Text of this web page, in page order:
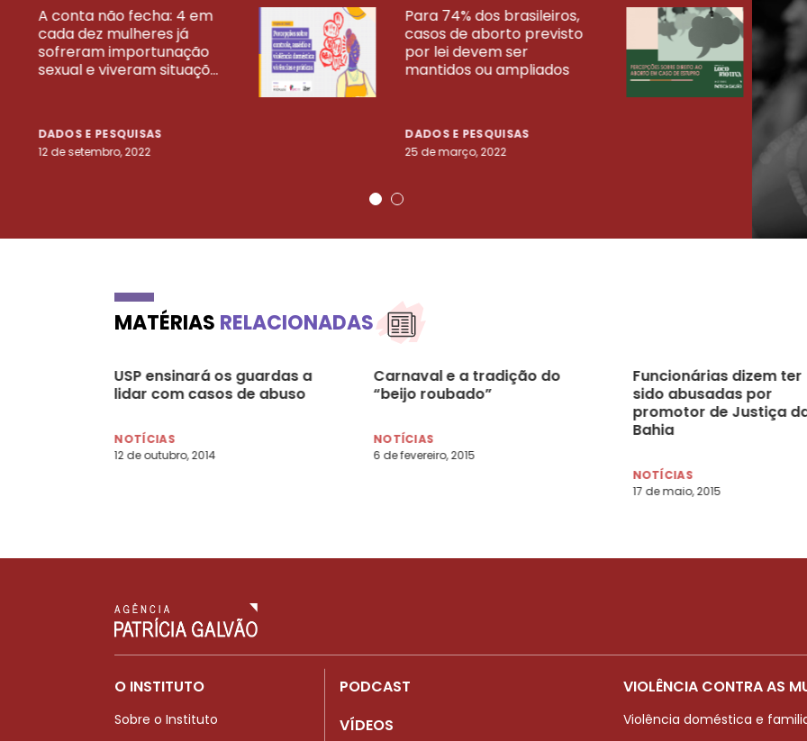
A conta não fecha: 4 em
cada dez mulheres já
sofreram importunação
sexual e viveram situaçõ...
DADOS E PESQUISAS
12 de setembro, 2022
Para 74% dos brasileiros,
casos de aborto previsto
por lei devem ser
mantidos ou ampliados
DADOS E PESQUISAS
25 de março, 2022
23
VEJA MAIS PESQUISAS
MATÉRIAS RELACIONADAS
USP ensinará os guardas a
lidar com casos de abuso
NOTÍCIAS
12 de outubro, 2014
Carnaval e a tradição do
“beijo roubado”
NOTÍCIAS
6 de fevereiro, 2015
Funcionárias dizem ter
sido abusadas por
promotor de Justiça
Bahia
NOTÍCIAS
17 de maio, 2015
O INSTITUTO
Sobre o Instituto
PODCAST
VÍDEOS
VIOLÊNCIA CONTRA AS
Violência doméstica e